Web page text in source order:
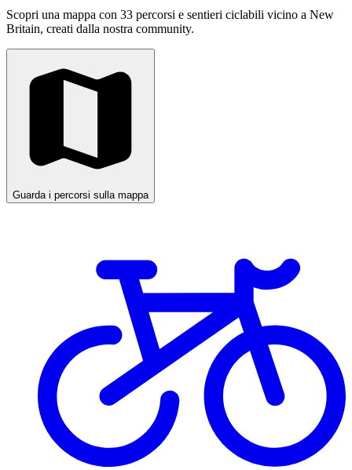
Scopri una mappa con 33 percorsi e sentieri ciclabili vicino a New
Britain, creati dalla nostra community.
Guarda i percorsi sulla mappa